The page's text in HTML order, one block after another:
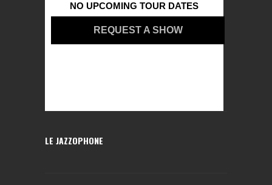
NO UPCOMING TOUR DATES
REQUEST A SHOW
LE JAZZOPHONE